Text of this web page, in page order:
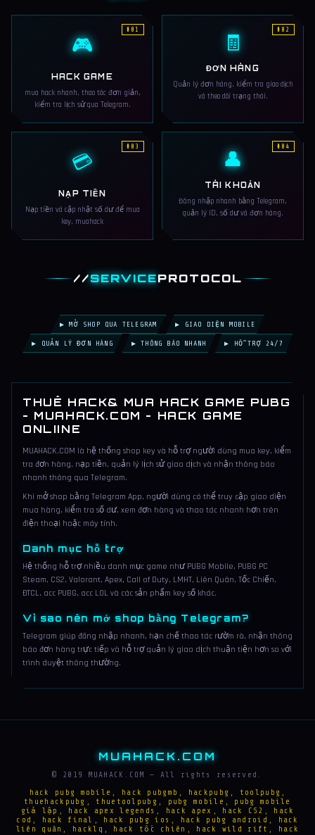
#01
🎮
HACK GAME
mua hack nhanh, thao tác đơn giản,
kiểm tra lịch sử qua Telegram.
#02
🧾
ĐƠN HÀNG
Quản lý đơn hàng, kiểm tra giao dịch
và theo dõi trạng thái.
#03
💳
NẠP TIỀN
Nạp tiền và cập nhật số dư để mua
key, muahack
#04
👤
TÀI KHOẢN
Đăng nhập nhanh bằng Telegram,
quản lý ID, số dư và đơn hàng.
//SERVICEPROTOCOL
▶ MỞ SHOP QUA TELEGRAM ▶ GIAO DIỆN MOBILE
▶ QUẢN LÝ ĐƠN HÀNG ▶ THÔNG BÁO NHANH ▶ HỖ TRỢ 24/7
THUÊ HACK& MUA HACK GAME PUBG
- MUAHACK.COM - HACK GAME
ONLIINE
MUAHACK.COM là hệ thống shop key và hỗ trợ người dùng mua key, kiểm
tra đơn hàng, nạp tiền, quản lý lịch sử giao dịch và nhận thông báo
nhanh thông qua Telegram.
Khi mở shop bằng Telegram App, người dùng có thể truy cập giao diện
mua hàng, kiểm tra số dư, xem đơn hàng và thao tác nhanh hơn trên
điện thoại hoặc máy tính.
Danh mục hỗ trợ
Hệ thống hỗ trợ nhiều danh mục game như PUBG Mobile, PUBG PC
Steam, CS2, Valorant, Apex, Call of Duty, LMHT, Liên Quân, Tốc Chiến,
ĐTCL, acc PUBG, acc LOL và các sản phẩm key số khác.
Vì sao nên mở shop bằng Telegram?
Telegram giúp đăng nhập nhanh, hạn chế thao tác rườm rà, nhận thông
báo đơn hàng trực tiếp và hỗ trợ quản lý giao dịch thuận tiện hơn so với
trình duyệt thông thường.
MUAHACK.COM
© 2019 MUAHACK.COM — All rights reserved.
hack pubg mobile, hack pubgmb, hackpubg, toolpubg,
thuehackpubg, thuetoolpubg, pubg mobile, pubg mobile
giả lập, hack apex legends, hack apex, hack CS2, hack
cod, hack final, hack pubg ios, hack pubg android, hack
liên quân, hacklq, hack tốc chiên, hack wild rift, hack